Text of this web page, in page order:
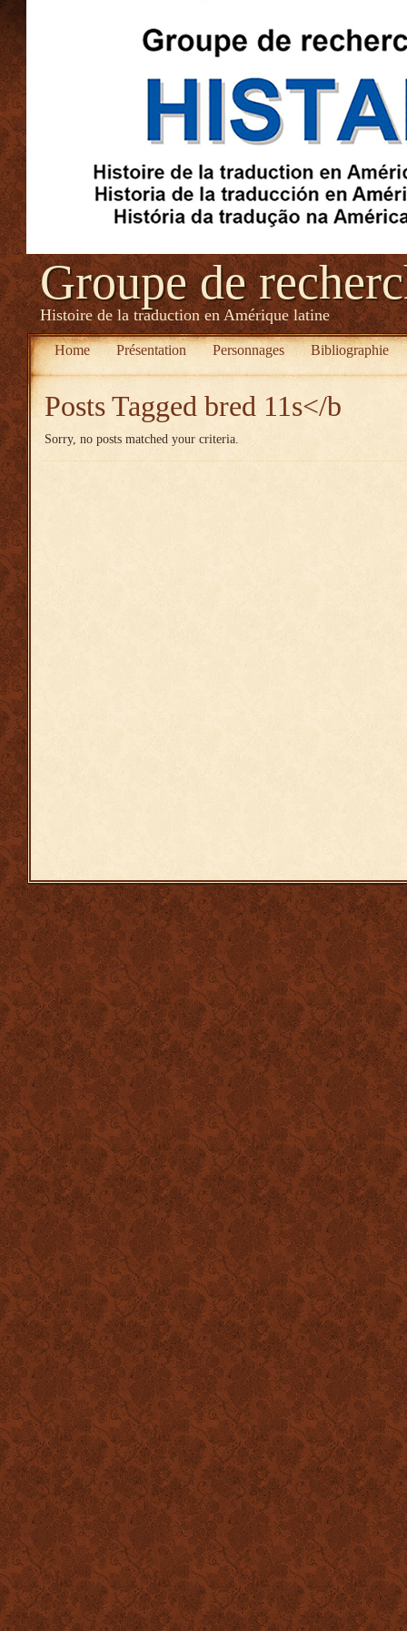
Groupe de
Histoire de la traduction en Amérique latine
Home Présentation Personnages Bibliographie
Posts Tagged bred 11s</b
Sorry, no posts matched your criteria.